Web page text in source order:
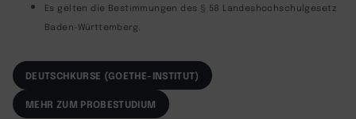
Es gelten die Bestimmungen des § 58 Landeshochschulgesetz
Baden-Württemberg.
DEUTSCHKURSE (GOETHE-INSTITUT)
MEHR ZUM PROBESTUDIUM